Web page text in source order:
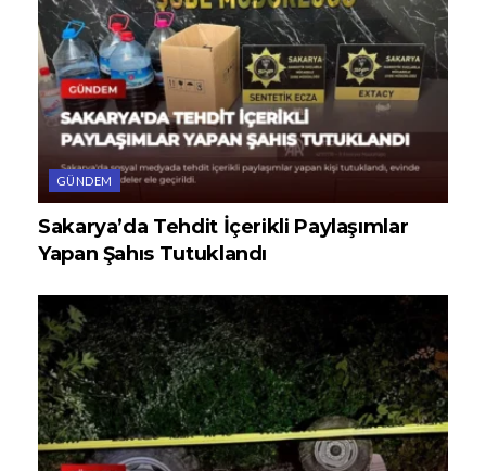
GÜNDEM
Sakarya’da Tehdit İçerikli Paylaşımlar
Yapan Şahıs Tutuklandı